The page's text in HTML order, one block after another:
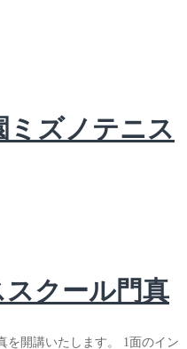
ミズノテニス
クール門真
を開講いたします。 1面のイン